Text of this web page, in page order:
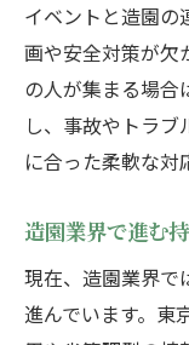
イベントと造園の
画や安全対策が欠
の人が集まる場合
し、事故やトラ
に合った柔軟な対
造園業界で進む
現在、造園業界で
進んでいます。東